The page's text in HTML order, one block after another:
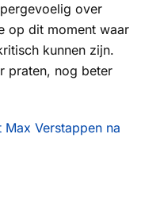
over
op dit moment waar
kunnen zijn.
praten, nog beter
Verstappen na